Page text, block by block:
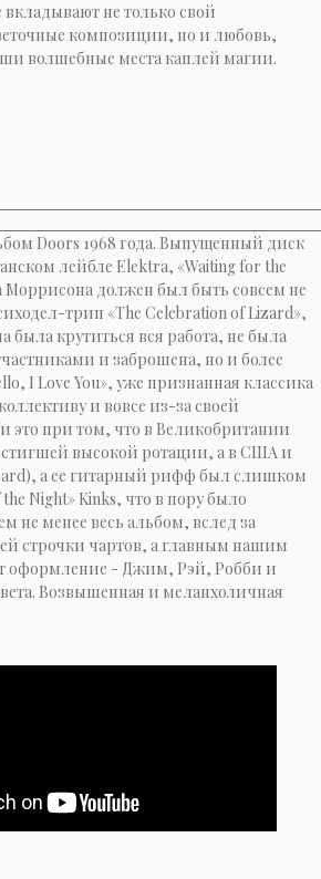
не только свой
композиции, но и любовь,
волшебные места каплей магии.
Doors 1968 года. Выпущенный диск
лейбле Elektra, «Waiting for the
должен был быть совсем не
трип «The Celebration of Lizard»,
была крутиться вся работа, не была
и заброшена, но и более
I Love You», уже признанная классика
и вовсе из-за своей
это при том, что в Великобритании
высокой ротации, а в США и
а ее гитарный рифф был слишком
the Night» Kinks, что в пору было
не менее весь альбом, вслед за
строчки чартов, а главным нашим
оформление - Джим, Рэй, Робби и
Возвышенная и меланхоличная